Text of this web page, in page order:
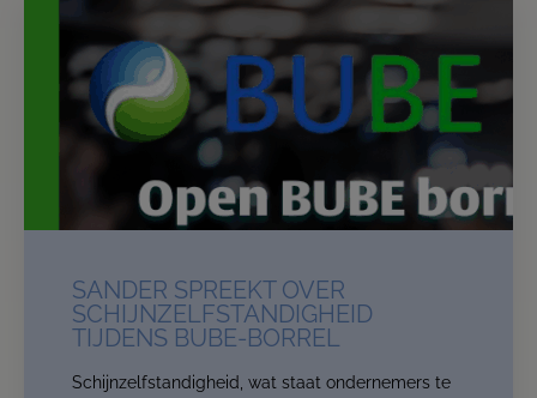
SANDER SPREEKT OVER
SCHIJNZELFSTANDIGHEID
TIJDENS BUBE-BORREL
Schijnzelfstandigheid, wat staat ondernemers te